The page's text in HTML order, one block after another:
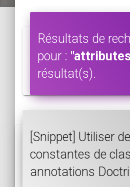
Résultats de
pour :
résultat(s).
[Snippet] Utiliser
constantes de
annotations